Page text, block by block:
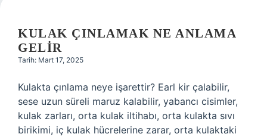
KULAK ÇINLAMAK NE ANLAMA
GELIR
Tarih: Mart 17, 2025
Kulakta çınlama neye işarettir? Earl kir çalabilir,
sese uzun süreli maruz kalabilir, yabancı cisimler,
kulak zarları, orta kulak iltihabı, orta kulakta sıvı
birikimi, iç kulak hücrelerine zarar, orta kulaktaki